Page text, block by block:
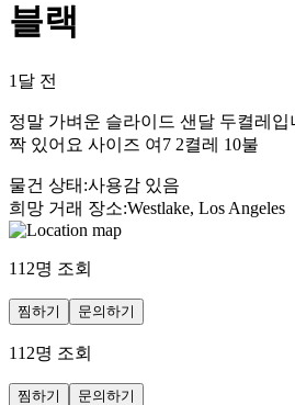
블랙
1달 전
정말 가벼운 슬라이드 샌달 두켤레
짝 있어요 사이즈 여7 2켤레 10불
물건 상태 :사용감 있음
희망 거래 장소:Westlake, Los Angeles
112명 조회
찜하기 문의하기
112명 조회
찜하기 문의하기